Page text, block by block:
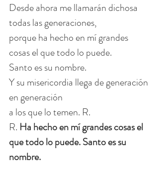
Desde ahora me llamarán dichosa
todas las generaciones,
porque ha hecho en mí grandes
cosas el que todo lo puede.
Santo es su nombre.
Y su misericordia llega de generación
en generación
a los que lo temen. R.
R. Ha hecho en mí grandes cosas el
que todo lo puede. Santo es su
nombre.